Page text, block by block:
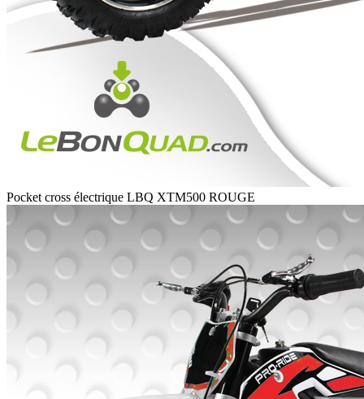
Pocket cross électrique LBQ XTM500 ROUGE